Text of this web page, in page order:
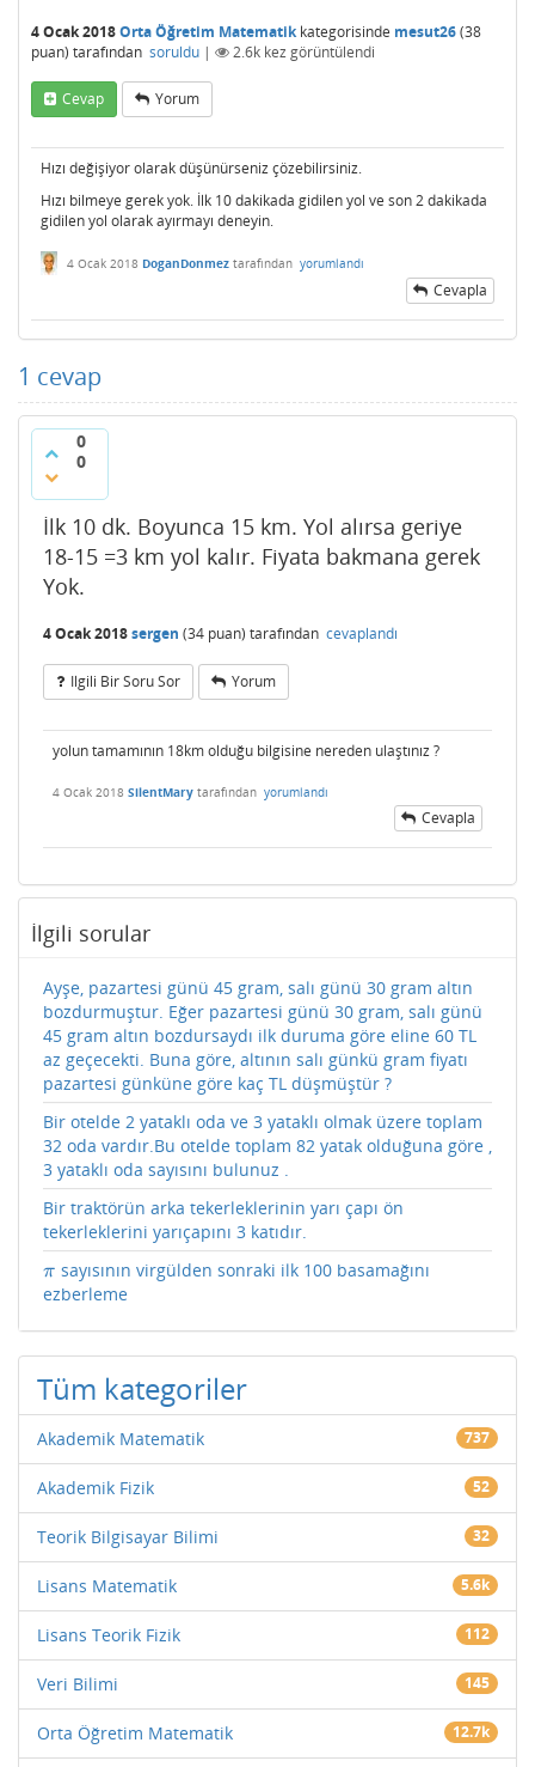
4 Ocak 2018Orta Öğretim Matematikkategorisinde mesut26(38
puan) tarafından soruldu | 2.6k kez görüntülendi
Cevap Yorum
Hızı değişiyor olarak düşünürseniz çözebilirsiniz.
Hızı bilmeye gerek yok. İlk 10 dakikada gidilen yol ve son 2 dakikada
gidilen yol olarak ayırmayı deneyin.
4 Ocak 2018 DoganDonmez tarafından yorumlandı
Cevapla
1 cevap
0
0
İlk 10 dk. Boyunca 15 km. Yol alırsa geriye
18-15 =3 km yol kalır. Fiyata bakmana gerek
Yok.
4 Ocak 2018sergen (34 puan) tarafından cevaplandı
Ilgili Bir Soru Sor Yorum
yolun tamamının 18km olduğu bilgisine nereden ulaştınız ?
4 Ocak 2018 SilentMary tarafından yorumlandı
Cevapla
İlgili sorular
Ayşe, pazartesi günü 45 gram, salı günü 30 gram altın
bozdurmuştur. Eğer pazartesi günü 30 gram, salı günü
45 gram altın bozdursaydı ilk duruma göre eline 60 TL
az geçecekti. Buna göre, altının salı günkü gram fiyatı
pazartesi günküne göre kaç TL düşmüştür ?
Bir otelde 2 yataklı oda ve 3 yataklı olmak üzere toplam
32 oda vardır.Bu otelde toplam 82 yatak olduğuna göre ,
3 yataklı oda sayısını bulunuz .
Bir traktörün arka tekerleklerinin yarı çapı ön
tekerleklerini yarıçapını 3 katıdır.
π
π sayısının virgülden sonraki ilk 100 basamağını
ezberleme
Tüm kategoriler
Akademik Matematik 737
Akademik Fizik 52
Teorik Bilgisayar Bilimi 32
Lisans Matematik 5.6k
Lisans Teorik Fizik 112
Veri Bilimi 145
Orta Öğretim Matematik 12.7k